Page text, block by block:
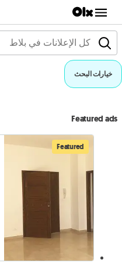
خيارات البحث
Featured ads
Featured